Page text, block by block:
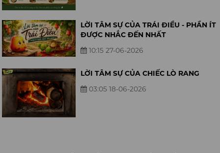
LỜI TÂM SỰ CỦA TRÁI ĐIỀU - PHẦN ÍT
ĐƯỢC NHẮC ĐẾN NHẤT
10:15 27-06-2026
LỜI TÂM SỰ CỦA CHIẾC LÒ RANG
03:05 18-06-2026